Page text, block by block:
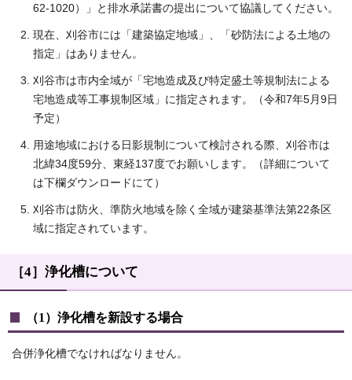
62-1020）」と排水承諾書の提出について協議してください。
現在、刈谷市には「建築協定地域」、「砂防法による土地の
指定」はありません。
刈谷市は市内全域が「宅地造成及び特定盛土等規制法による
宅地造成等工事規制区域」に指定されます。（令和7年5月9日
予定）
用途地域における日影規制について検討される際、刈谷市は
北緯34度59分、東経137度でお願いします。（詳細について
は下欄ダウンロードにて）
刈谷市は防火、準防火地域を除く全域が建築基準法第22条区
域に指定されています。
［4］浄化槽について
（1）浄化槽を新設する場合
合併浄化槽でなければなりません。